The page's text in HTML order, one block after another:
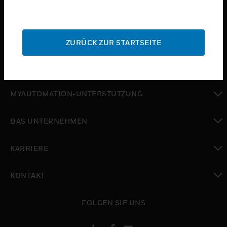
toggle view
toggle view
MYAUTOMATION-UNTERSTÜTZUNG
DAS UNTERNEHMEN
KARRIERE
KONTAKT
FOLGEN SIE UNS
ZURÜCK ZUR STARTSEITE